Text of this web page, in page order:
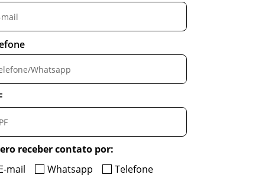
receber contato por:
mail
Whatsapp Telefone